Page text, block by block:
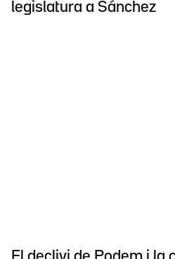
legislatura a Sánchez